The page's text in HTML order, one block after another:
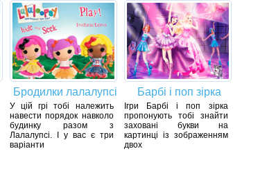
Бродилки лалалупсі
У цій грі тобі належить
навести порядок навколо
будинку разом з
Лалалупсі. І у вас є три
варіанти
Барбі і поп зірка
Ігри Барбі і поп зірка
пропонують тобі знайти
заховані букви на
картинці із зображенням
двох